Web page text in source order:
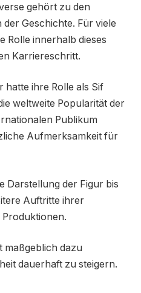
gehört zu den
Geschichte. Für viele
Rolle innerhalb dieses
Karriereschritt.
hatte ihre Rolle als Sif
weltweite Popularität der
Publikum
Aufmerksamkeit für
Darstellung der Figur bis
Auftritte ihrer
maßgeblich dazu
dauerhaft zu steigern.